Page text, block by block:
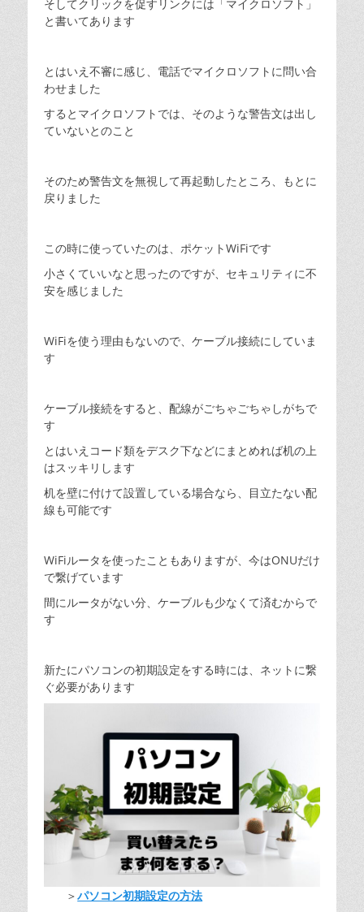
そしてクリックを促すリンクには「マイクロソフト」
と書いてあります
とはいえ不審に感じ、電話でマイクロソフトに問い合
わせました
するとマイクロソフトでは、そのような警告文は出し
ていないとのこと
そのため警告文を無視して再起動したところ、もとに
戻りました
この時に使っていたのは、ポケットWiFiです
小さくていいなと思ったのですが、セキュリティに不
安を感じました
WiFiを使う理由もないので、ケーブル接続にしていま
す
ケーブル接続をすると、配線がごちゃごちゃしがちで
す
とはいえコード類をデスク下などにまとめれば机の上
はスッキリします
机を壁に付けて設置している場合なら、目立たない配
線も可能です
WiFiルータを使ったこともありますが、今はONUだけ
で繋げています
間にルータがない分、ケーブルも少なくて済むからで
す
新たにパソコンの初期設定をする時には、ネットに繋
ぐ必要があります
＞パソコン初期設定の方法